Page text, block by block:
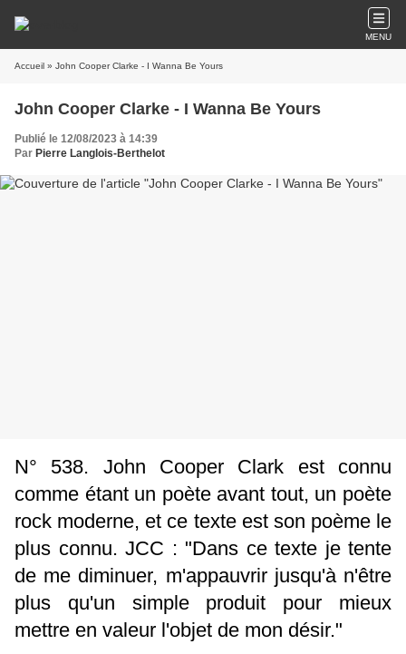
MENU
Accueil » John Cooper Clarke - I Wanna Be Yours
John Cooper Clarke - I Wanna Be Yours
Publié le 12/08/2023 à 14:39
Par Pierre Langlois-Berthelot
N° 538. John Cooper Clark est connu
comme étant un poète avant tout, un poète
rock moderne, et ce texte est son poème le
plus connu. JCC : "Dans ce texte je tente
de me diminuer, m'appauvrir jusqu'à n'être
plus qu'un simple produit pour mieux
mettre en valeur l'objet de mon désir."